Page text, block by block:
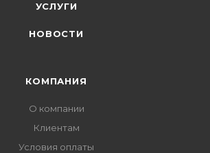
УСЛУГИ
НОВОСТИ
КОМПАНИЯ
О компании
Клиентам
Условия оплаты